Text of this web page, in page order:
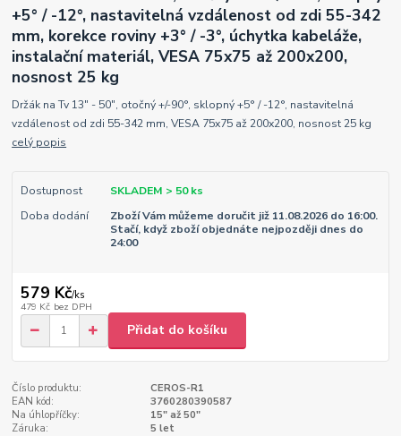
+5° / -12°, nastavitelná vzdálenost od zdi 55-342
mm, korekce roviny +3° / -3°, úchytka kabeláže,
instalační materiál, VESA 75x75 až 200x200,
nosnost 25 kg
Držák na Tv 13" - 50", otočný +/-90°, sklopný +5° / -12°, nastavitelná
vzdálenost od zdi 55-342 mm, VESA 75x75 až 200x200, nosnost 25 kg
celý popis
Dostupnost
SKLADEM > 50 ks
Doba dodání
Zboží Vám můžeme doručit již 11.08.2026 do 16:00.
Stačí, když zboží objednáte nejpozději dnes do
24:00
579 Kč/ks
479 Kč bez DPH
Přidat do košíku
Číslo produktu:
CEROS-R1
EAN kód:
3760280390587
Na úhlopříčky:
15" až 50"
Záruka:
5 let